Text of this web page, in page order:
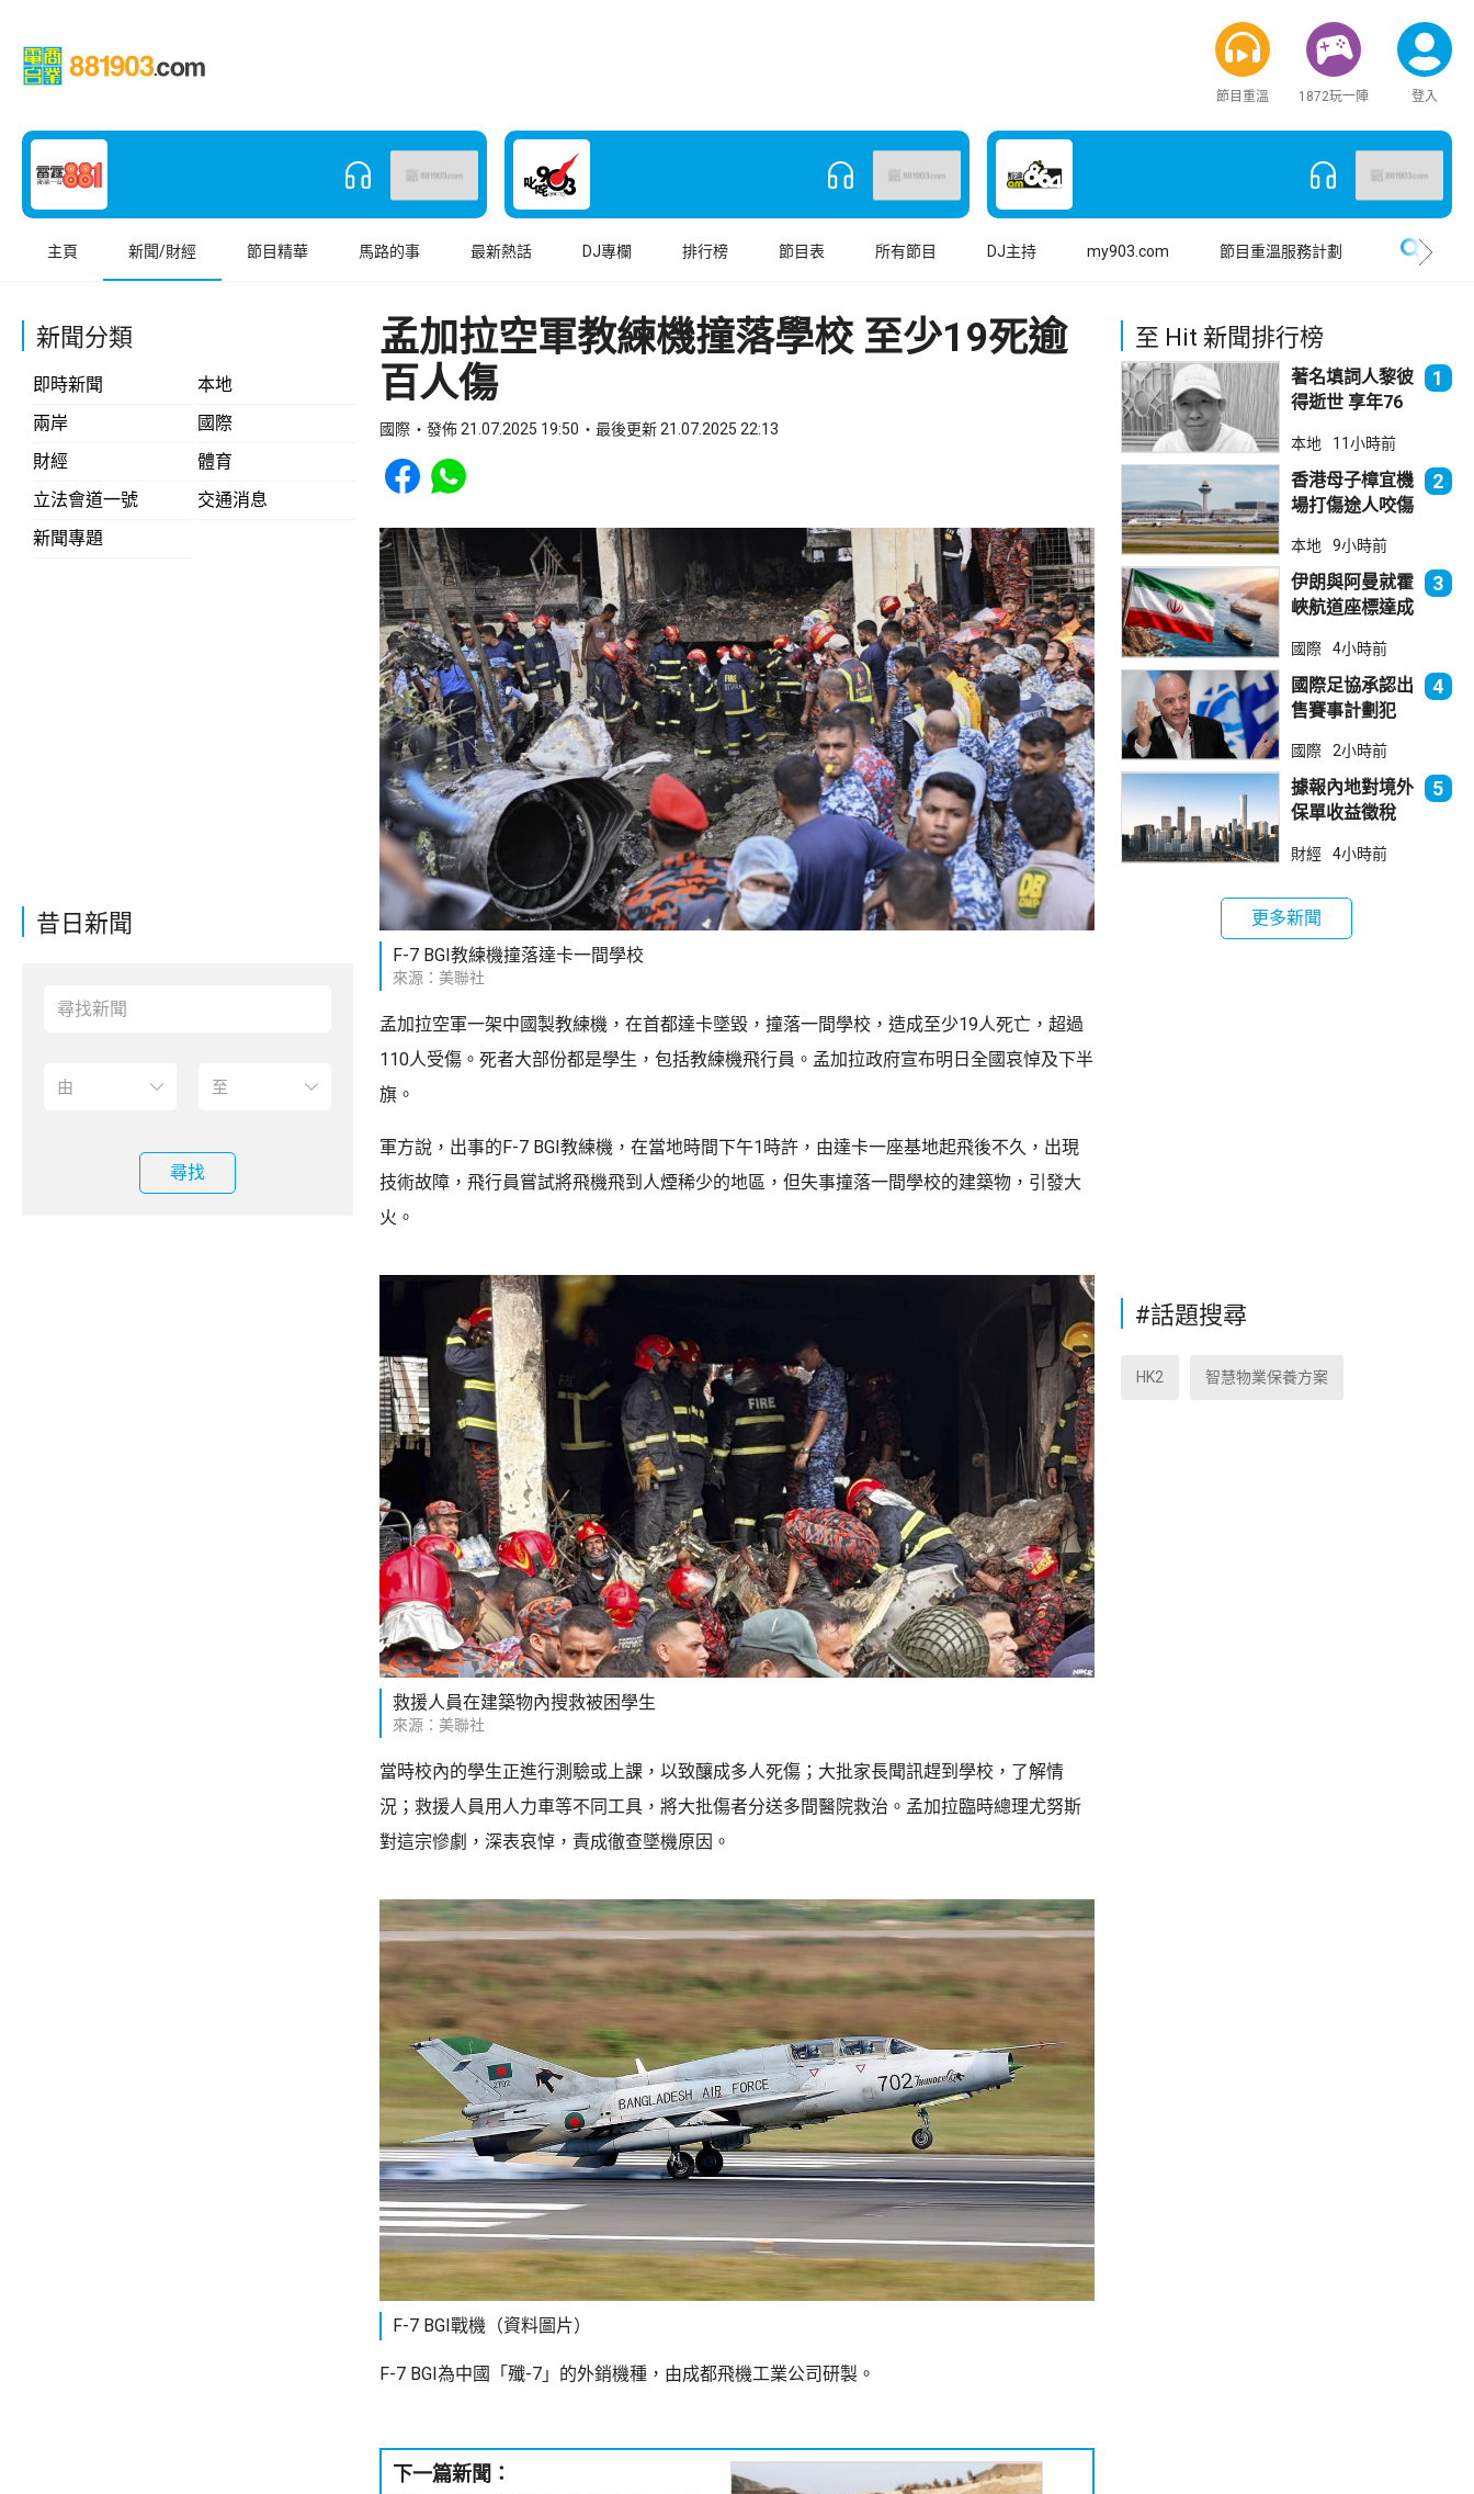
節目重溫 1872玩一陣 登入
主頁 新聞/財經 節目精華 馬路的事 最新熱話 DJ專欄 排行榜 節目表 所有節目 DJ主持 my903.com 節目重溫服務計劃
新聞分類
即時新聞
本地
兩岸
國際
財經
體育
立法會道一號
交通消息
新聞專題
昔日新聞
尋找
孟加拉空軍教練機撞落學校 至少19死逾
百人傷
國際 發佈 21.07.2025 19:50 最後更新 21.07.2025 22:13
Share to Facebook
Share to WhatsApp
F-7 BGI教練機撞落達卡一間學校
來源：美聯社
孟加拉空軍一架中國製教練機，在首都達卡墜毀，撞落一間學校，造成至少19人死亡，超過
110人受傷。死者大部份都是學生，包括教練機飛行員。孟加拉政府宣布明日全國哀悼及下半
旗。
軍方說，出事的F-7 BGI教練機，在當地時間下午1時許，由達卡一座基地起飛後不久，出現
技術故障，飛行員嘗試將飛機飛到人煙稀少的地區，但失事撞落一間學校的建築物，引發大
火。
救援人員在建築物內搜救被困學生
來源：美聯社
當時校內的學生正進行測驗或上課，以致釀成多人死傷；大批家長聞訊趕到學校，了解情
況；救援人員用人力車等不同工具，將大批傷者分送多間醫院救治。孟加拉臨時總理尤努斯
對這宗慘劇，深表哀悼，責成徹查墜機原因。
F-7 BGI戰機（資料圖片）
F-7 BGI為中國「殲-7」的外銷機種，由成都飛機工業公司研製。
下一篇新聞：
至 Hit 新聞排行榜
著名填詞人黎彼
得逝世 享年76
1
本地 11小時前
香港母子樟宜機
場打傷途人咬傷
法院判囚
2
本地 9小時前
伊朗與阿曼就霍
峽航道座標達成
部分途經伊朗領
海
3
國際 4小時前
國際足協承認出
售賽事計劃犯
持恩芬天奴
4
國際 2小時前
據報內地對境外
保單收益徵稅
倫敦股價急跌
5
財經 4小時前
更多新聞
#話題搜尋
HK2 智慧物業保養方案